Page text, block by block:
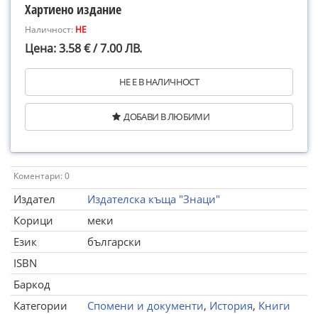
Хартиено издание
Наличност: НЕ
Цена: 3.58 € / 7.00 ЛВ.
НЕ Е В НАЛИЧНОСТ
ДОБАВИ В ЛЮБИМИ
Коментари: 0
Издател
Издателска къща "Знаци"
Корици
меки
Език
български
ISBN
Баркод
Категории
Спомени и документи, История, Книги